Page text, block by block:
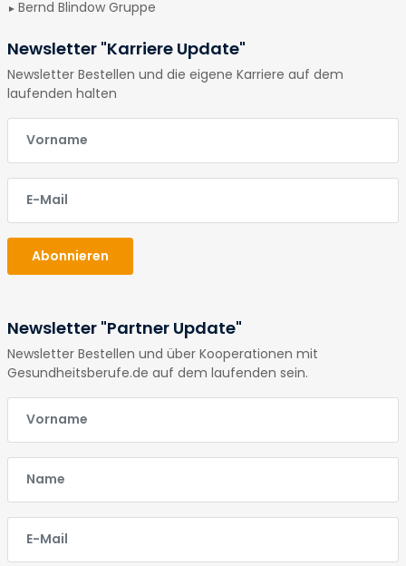
Bernd Blindow Gruppe
Newsletter "Karriere Update"
Newsletter Bestellen und die eigene Karriere auf dem
laufenden halten
E-Mail
E-Mail
Abonnieren
Newsletter "Partner Update"
Newsletter Bestellen und über Kooperationen mit
Gesundheitsberufe.de auf dem laufenden sein.
E-Mail
E-Mail
E-Mail